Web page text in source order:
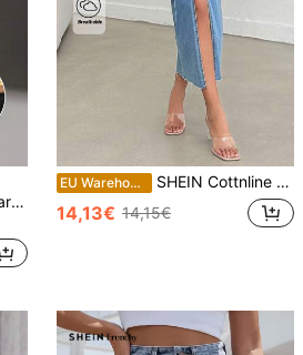
Flexra Saia de ganga lápis para mulher de cintura alta com bolsos e bainha com fenda
EU Warehouse SHEIN Cottnline Calça Jeans Feminina Mom Fit para Mães
14,13€ 14,15€